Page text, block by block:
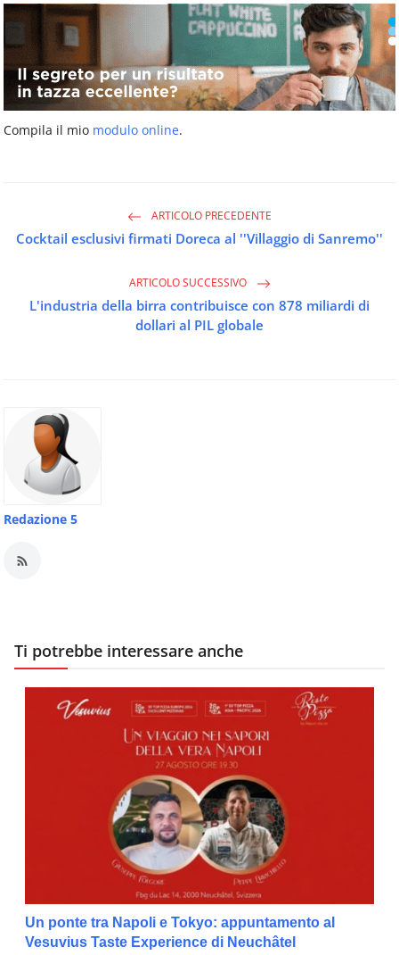
Compila il mio modulo online.
ARTICOLO PRECEDENTE
Cocktail esclusivi firmati Doreca al ''Villaggio di Sanremo''
ARTICOLO SUCCESSIVO
L'industria della birra contribuisce con 878 miliardi di
dollari al PIL globale
Redazione 5
Ti potrebbe interessare anche
Un ponte tra Napoli e Tokyo: appuntamento al
Vesuvius Taste Experience di Neuchâtel